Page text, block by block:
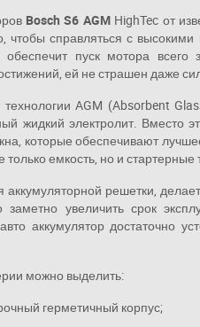
Bosch S6 AGMHighTec от
справляться с
пуск мотора всего
ей не страшен даже
технологии AGM (Absorbent
жидкий электролит. Вместо
которые обеспечивают
емкость, но и стартерные
аккумуляторной решетки,
увеличить срок
аккумулятор достаточно
можно выделить:
герметичный корпус;